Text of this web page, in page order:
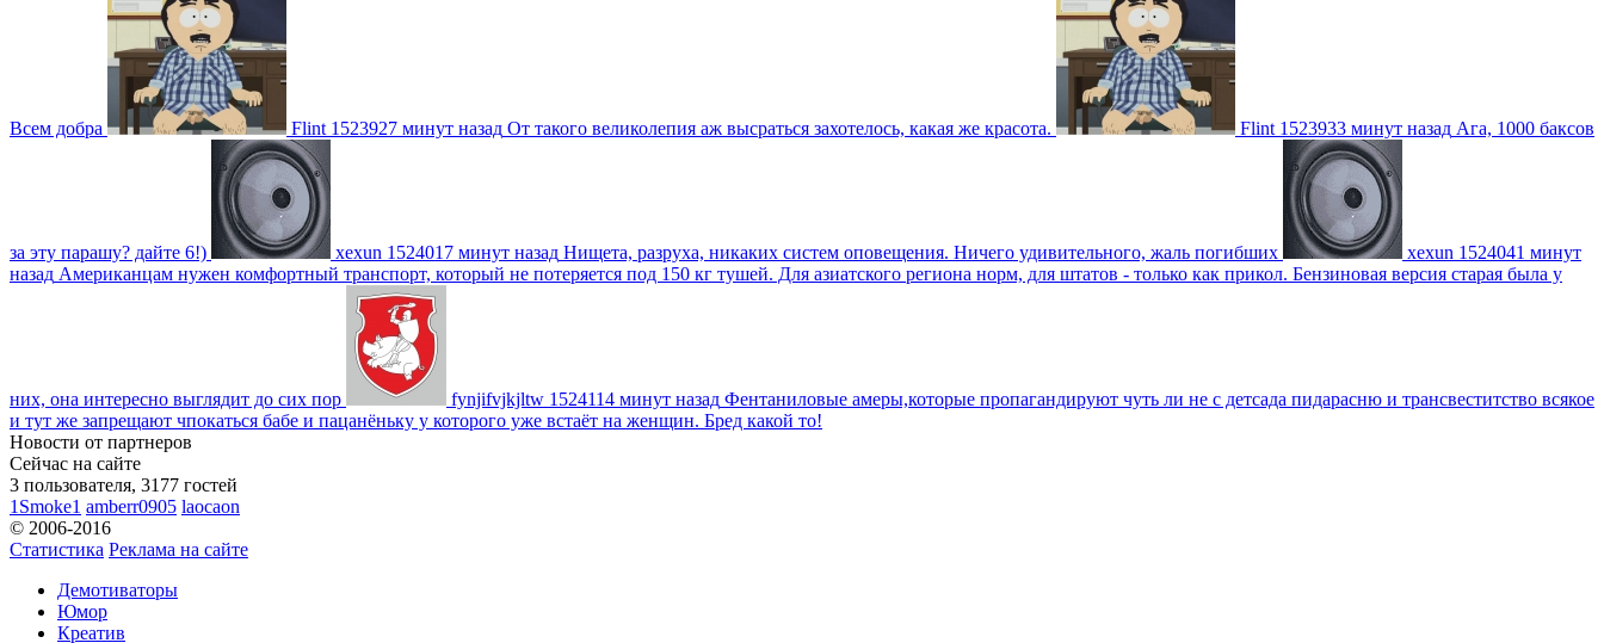
Всем добра Flint 1523927 минут назад От такого великолепия аж высраться захотелось, какая же красота. Flint 1523933 минут назад Ага, 1000 баксов
за эту парашу? дайте 6!) xexun 1524017 минут назад Нищета, разруха, никаких систем оповещения. Ничего удивительного, жаль погибших xexun 1524041 минут
назад Американцам нужен комфортный транспорт, который не потеряется под 150 кг тушей. Для азиатского региона норм, для штатов - только как прикол. Бензиновая версия старая была у
них, она интересно выглядит до сих пор fynjifvjkjltw 1524114 минут назад Фентаниловые амеры,которые пропагандируют чуть ли не с детсада пидарасню и трансвеститство всякое
и тут же запрещают чпокаться бабе и пацанёньку у которого уже встаёт на женщин. Бред какой то!
Новости от партнеров
Сейчас на сайте
3 пользователя, 3177 гостей
1Smoke1 amberr0905 laocaon
© 2006-2016
Статистика Реклама на сайте
Демотиваторы
Юмор
Креатив